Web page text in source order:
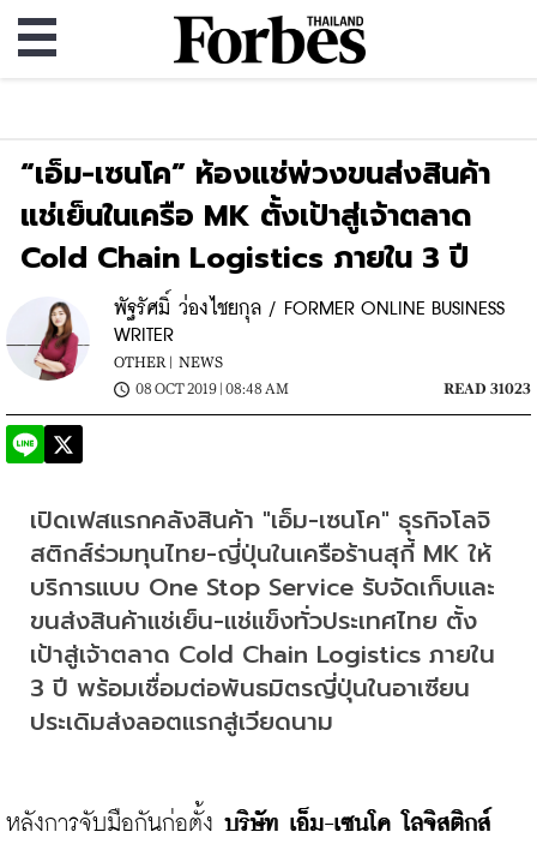
“เอ็ม-เซนโค” ห้องแช่พ่วงขนส่งสินค้า
แช่เย็นในเครือ MK ตั้งเป้าสู่เจ้าตลาด
Cold Chain Logistics ภายใน 3 ปี
พัฐรัศมิ์ ว่องไชยกุล / FORMER ONLINE BUSINESS
WRITER
OTHER |
NEWS
08 OCT 2019 | 08:48 AM
READ 31023
เปิดเฟสแรกคลังสินค้า "เอ็ม-เซนโค" ธุรกิจโลจิ
สติกส์ร่วมทุนไทย-ญี่ปุ่นในเครือร้านสุกี้ MK ให้
บริการแบบ One Stop Service รับจัดเก็บและ
ขนส่งสินค้าแช่เย็น-แช่แข็งทั่วประเทศไทย ตั้ง
เป้าสู่เจ้าตลาด Cold Chain Logistics ภายใน
3 ปี พร้อมเชื่อมต่อพันธมิตรญี่ปุ่นในอาเซียน
ประเดิมส่งลอตแรกสู่เวียดนาม
หลังการจับมือกันก่อตั้ง บริษัท เอ็ม-เซนโค โลจิสติกส์